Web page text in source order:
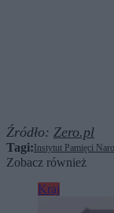
Źródło: Zero.pl
Tagi: Instytut Pamięci
Zobacz również
Kraj